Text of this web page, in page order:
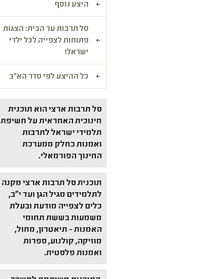
היצע נוסף
סל תרבות עד הבית: הצגות
פתוחות לצפייה לכל ילדי
ישראל!
כל ההיצע לפי סדר הא"ב
סל תרבות ארצי הוא תוכנית
חינוכית האחראית על חשיפת
תלמידי ישראל לתרבות
ואמנות כחלק ממערכת
החינוך הפורמאלי.
תוכנית סל תרבות ארצי מקנה
לתלמידים מגיל הגן ועד י"ב,
כלים לצפייה מודעת ובעלת
משמעות בששת תחומי
האמנות – תיאטרון, מחול,
מוזיקה, קולנוע, ספרות
ואמנות פלסטית.